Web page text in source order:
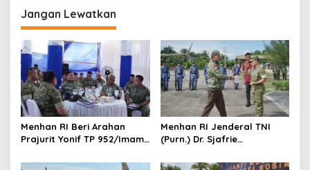
g
a
s
i
p
o
s
Jangan Lewatkan
Menhan RI Beri Arahan
Prajurit Yonif TP 952/Imam
Tambusai Percepat
Menhan RI Jenderal TNI
(Purn.) Dr. Sjafrie
Pekanbaru, Kodam XIX